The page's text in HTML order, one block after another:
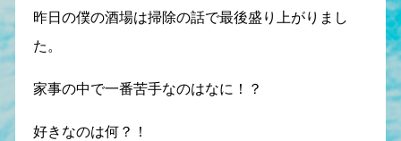
昨日の僕の酒場は掃除の話で最後盛り上がりまし
た。
家事の中で一番苦手なのはなに！？
好きなのは何？！